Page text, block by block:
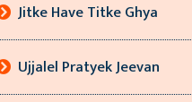
Jitke Have Titke Ghya
Ujjalel Pratyek Jeevan